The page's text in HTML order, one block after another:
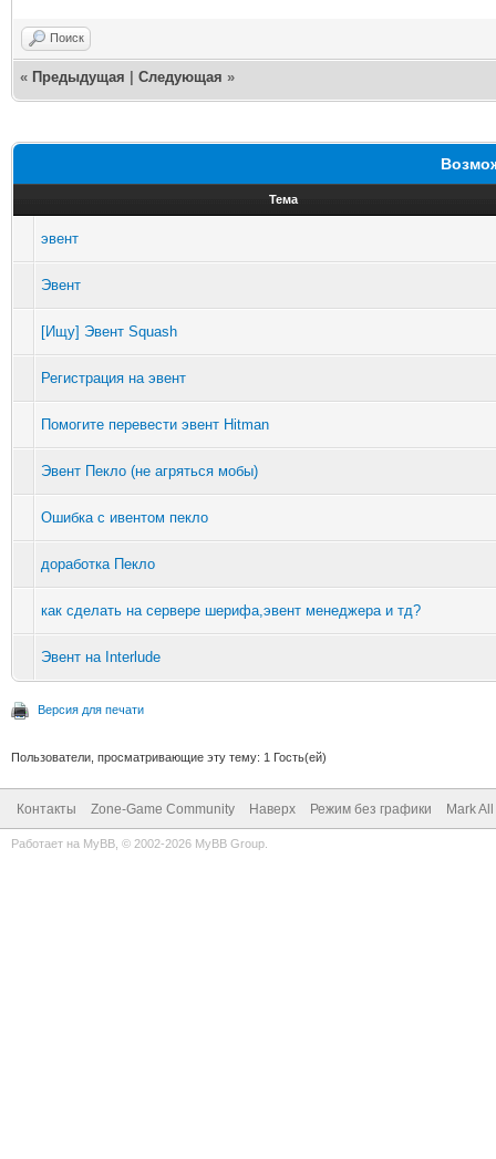
Поиск
« Предыдущая Следующая »
Тема
эвент
Эвент
[Ищу] Эвент Squash
Регистрация на эвент
Помогите перевести эвент Hitman
Эвент Пекло (не агряться мобы)
Ошибка с ивентом пекло
доработка Пекло
как сделать на сервере шерифа,эвент менеджера и тд?
Эвент на Interlude
Версия для печати
Пользователи, просматривающие эту тему: 1 Гость(ей)
Контакты Zone-Game Community Наверх Режим без графики Mark
Работает на MyBB , © 2002-2026 MyBB Group